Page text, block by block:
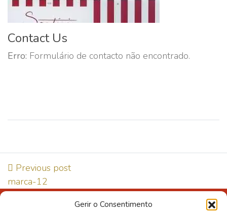
Gerir o Consentimento
Contact Us
Erro: Formulário de contacto não encontrado.
Previous post
marca-12